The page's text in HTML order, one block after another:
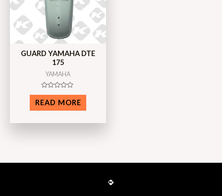
GUARD YAMAHA DTE
175
YAMAHA
Rated
0
out
of
READ MORE